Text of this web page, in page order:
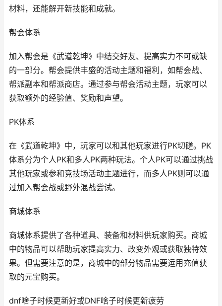
材料，还能解开新技能和成就。
帮会体系
加入帮会是《武道乾坤》中结交好友、提高实力不可或缺
的一部分。帮会提供丰盛的活动主题和福利，如帮会战、
帮派副本和帮派商店。通过参与帮会活动主题，玩家可以
获取额外的经验值、奖励和声望。
PK体系
在《武道乾坤》中，玩家可以和其他玩家进行PK切磋。PK
体系分为个人PK和多人PK两种玩法。个人PK可以通过挑战
其他玩家或参和竞技场活动主题进行，而多人PK则可以通
过加入帮会战或野外混战尝试。
商城体系
商城体系提供了各种道具、装备和材料供玩家购买。商城
中的物品可以帮助玩家提高实力、改变外观或获取独特效
果。但需要注意的是，商城中的部分物品需要运用充值获
取的元宝购买。
dnf啥子时候更新好或DNF啥子时候更新疲劳